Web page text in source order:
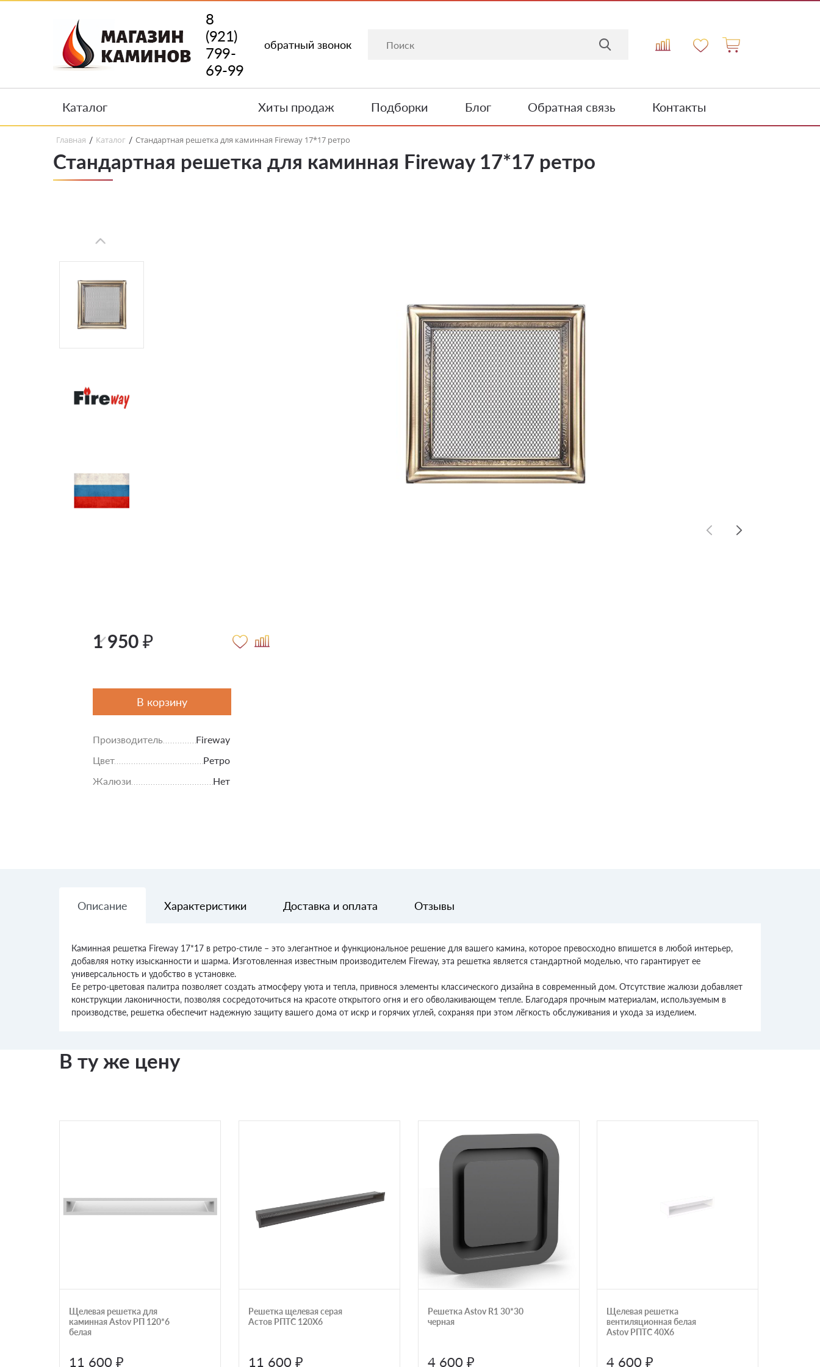
8
(921)
799-
69-99
обратный звонок
Каталог Хиты продаж Подборки Блог Обратная связь Контакты
Главная / Каталог / Стандартная решетка для каминная Fireway 17*17 ретро
Стандартная решетка для каминная Fireway 17*17 ретро
1 950 ₽
В корзину
Производитель
Fireway
Цвет
Ретро
Жалюзи
Нет
Описание Характеристики Доставка и оплата Отзывы
Каминная решетка Fireway 17*17 в ретро-стиле – это элегантное и функциональное решение для вашего камина, которое превосходно впишется в любой интерьер,
добавляя нотку изысканности и шарма. Изготовленная известным производителем Fireway, эта решетка является стандартной моделью, что гарантирует ее
универсальность и удобство в установке.
Ее ретро-цветовая палитра позволяет создать атмосферу уюта и тепла, привнося элементы классического дизайна в современный дом. Отсутствие жалюзи добавляет
конструкции лаконичности, позволяя сосредоточиться на красоте открытого огня и его обволакивающем тепле. Благодаря прочным материалам, используемым в
производстве, решетка обеспечит надежную защиту вашего дома от искр и горячих углей, сохраняя при этом лёгкость обслуживания и ухода за изделием.
В ту же цену
Щелевая решетка для
каминная Astov РП 120*6
белая
11 600 ₽
Решетка щелевая серая
Астов РПТС 120Х6
11 600 ₽
Решетка Astov R1 30*30
черная
4 600 ₽
Щелевая решетка
вентиляционная белая
Astov РПТС 40Х6
4 600 ₽